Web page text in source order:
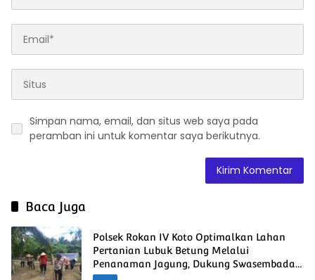
Simpan nama, email, dan situs web saya pada
peramban ini untuk komentar saya berikutnya.
Baca Juga
Polsek Rokan IV Koto Optimalkan Lahan
Pertanian Lubuk Betung Melalui
Penanaman Jagung, Dukung Swasembada
Pangan Nasional